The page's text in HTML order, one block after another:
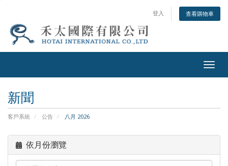
登入 查看購物車
新聞
客戶系統 公告 八月 2026
依月份瀏覽